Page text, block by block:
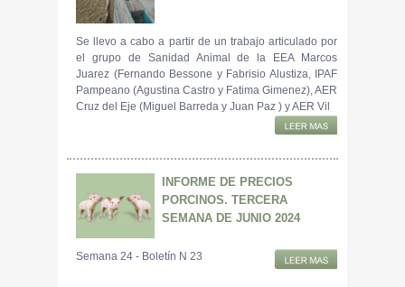
Se llevo a cabo a partir de un trabajo articulado por
el grupo de Sanidad Animal de la EEA Marcos
Juarez (Fernando Bessone y Fabrisio Alustiza, IPAF
Pampeano (Agustina Castro y Fatima Gimenez), AER
Cruz del Eje (Miguel Barreda y Juan Paz ) y AER Vil
INFORME DE PRECIOS
PORCINOS. TERCERA
SEMANA DE JUNIO 2024
Semana 24 - Boletín N 23